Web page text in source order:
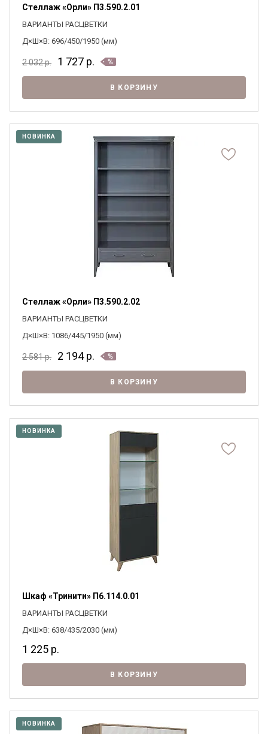
Стеллаж «Орли» П3.590.2.01
ВАРИАНТЫ РАСЦВЕТКИ
Д×Ш×В: 696/450/1950 (мм)
2 032р. 1 727 р.
В КОРЗИНУ
НОВИНКА
Стеллаж «Орли» П3.590.2.02
ВАРИАНТЫ РАСЦВЕТКИ
Д×Ш×В: 1086/445/1950 (мм)
2 581р. 2 194р.
В КОРЗИНУ
НОВИНКА
Шкаф «Тринити» П6.114.0.01
ВАРИАНТЫ РАСЦВЕТКИ
Д×Ш×В: 638/435/2030 (мм)
1 225 р.
В КОРЗИНУ
НОВИНКА